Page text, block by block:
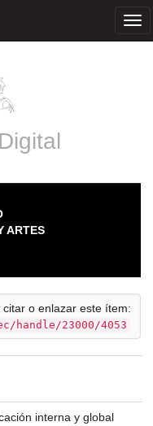
Digital
ARTES
o enlazar este ítem:
23000/4053
interna y global